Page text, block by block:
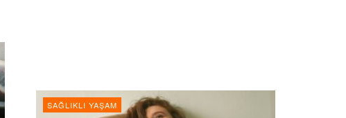
SAĞLIKLI YAŞAM